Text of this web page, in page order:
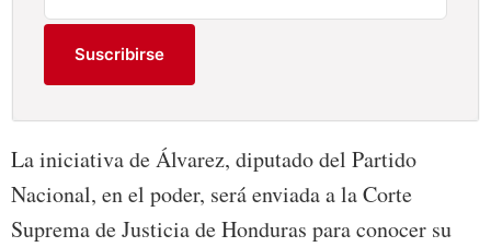
Suscribirse
La iniciativa de Álvarez, diputado del Partido
Nacional, en el poder, será enviada a la Corte
Suprema de Justicia de Honduras para conocer su